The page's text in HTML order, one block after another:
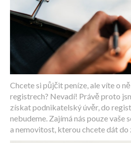
Chcete si půjčit peníze, ale víte o
registrech? Nevadí! Právě proto
získat podnikatelský úvěr, do
nebudeme. Zajímá nás pouze vaše
a nemovitost, kterou chcete dát